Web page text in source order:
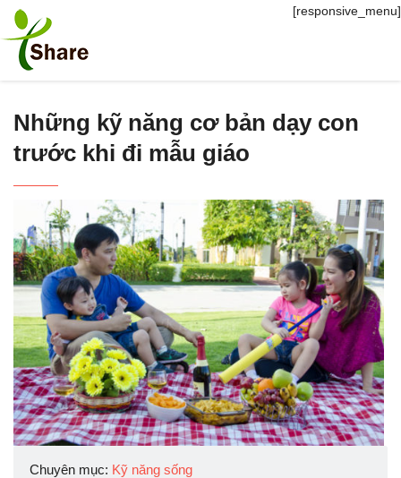
[responsive_menu]
Những kỹ năng cơ bản dạy con
trước khi đi mẫu giáo
Chuyên mục: Kỹ năng sống